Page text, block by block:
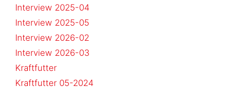
Interview 2025-04
Interview 2025-05
Interview 2026-02
Interview 2026-03
Kraftfutter
Kraftfutter 05-2024